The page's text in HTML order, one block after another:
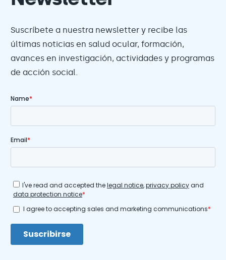
Suscríbete a nuestra newsletter y recibe las
últimas noticias en salud ocular, formación,
avances en investigación, actividades y programas
de acción social.